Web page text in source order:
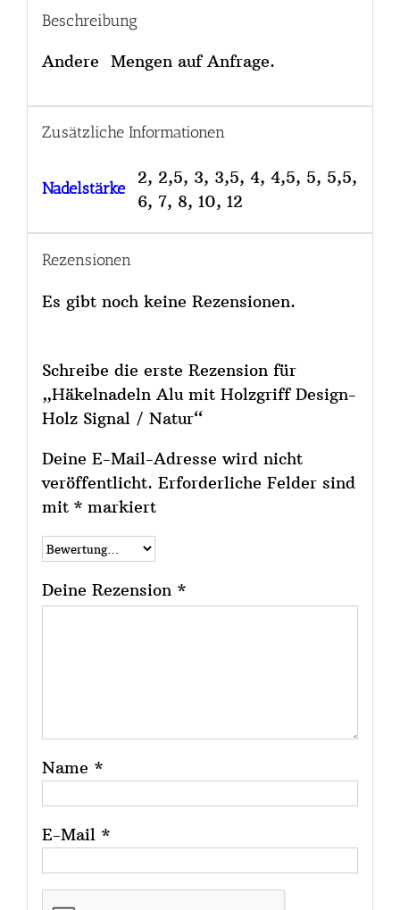
Beschreibung
Andere Mengen auf Anfrage.
Zusätzliche Informationen
Nadelstärke
2, 2,5, 3, 3,5, 4, 4,5, 5, 5,5,
6, 7, 8, 10, 12
Rezensionen
Es gibt noch keine Rezensionen.
Schreibe die erste Rezension für
„Häkelnadeln Alu mit Holzgriff Design-
Holz Signal / Natur“
Deine E-Mail-Adresse wird nicht
veröffentlicht. Erforderliche Felder sind
mit *markiert
Deine Rezension *
Name *
E-Mail *